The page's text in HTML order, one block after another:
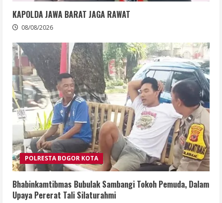
KAPOLDA JAWA BARAT JAGA RAWAT
08/08/2026
POLRESTA BOGOR KOTA
Bhabinkamtibmas Bubulak Sambangi Tokoh Pemuda, Dalam
Upaya Pererat Tali Silaturahmi